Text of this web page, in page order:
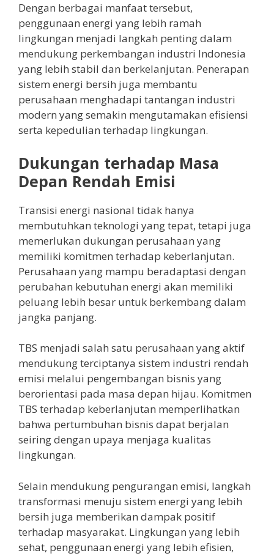
Dengan berbagai manfaat tersebut,
penggunaan energi yang lebih ramah
lingkungan menjadi langkah penting dalam
mendukung perkembangan industri Indonesia
yang lebih stabil dan berkelanjutan. Penerapan
sistem energi bersih juga membantu
perusahaan menghadapi tantangan industri
modern yang semakin mengutamakan efisiensi
serta kepedulian terhadap lingkungan.
Dukungan terhadap Masa
Depan Rendah Emisi
Transisi energi nasional tidak hanya
membutuhkan teknologi yang tepat, tetapi juga
memerlukan dukungan perusahaan yang
memiliki komitmen terhadap keberlanjutan.
Perusahaan yang mampu beradaptasi dengan
perubahan kebutuhan energi akan memiliki
peluang lebih besar untuk berkembang dalam
jangka panjang.
TBS menjadi salah satu perusahaan yang aktif
mendukung terciptanya sistem industri rendah
emisi melalui pengembangan bisnis yang
berorientasi pada masa depan hijau. Komitmen
TBS terhadap keberlanjutan memperlihatkan
bahwa pertumbuhan bisnis dapat berjalan
seiring dengan upaya menjaga kualitas
lingkungan.
Selain mendukung pengurangan emisi, langkah
transformasi menuju sistem energi yang lebih
bersih juga memberikan dampak positif
terhadap masyarakat. Lingkungan yang lebih
sehat, penggunaan energi yang lebih efisien,